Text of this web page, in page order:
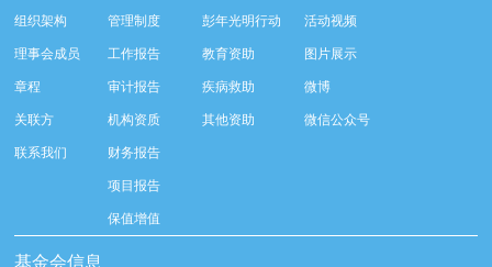
新起点上，基金会将始终坚守创立初
心，继续沿着余彭年先生的慈善足迹稳
步前行：一方面将持续巩固已有的品牌
公益项目优势，把帮扶资源更精准地向
索适配新时代公益环境的创新路径，联
动更多社会爱心力量，搭建更透明、更
阔的角落，用实际行动践行"取之于社
会、用之于社会"的公益承诺。未来，
余彭年慈善基金会将在新一届理事会的
带领下，以更饱满的热忱投身公益慈善
往日家中大大小小的农活，全都压在了
老伴一人肩上。此前季爷爷的左眼早已
彻底失明，卧床的日子里视野一片昏
暗，行动受限再加上双目近乎失明，老
人常常对往后的生活满心忧虑。得益于
去年项目开展的右眼手术，如今他的右
眼重获视力，平日里能够看清手机屏
幕，简单的日常起居也可以自己打理不
少。聊天的时候季爷爷语气满是庆
幸：“本来走路就不利索，要是双眼都
看不见，真的不敢设想往后的日子。现
仪式后余彭年慈善基金会一行实地探访
了项目实施的一线情况，详细了解了患
流程就诊环节。 探访结束后，我们一行
开始对参与项目的患者进行了随机的回
项目的患者进行了随机的回访。居住在
松山区三道井子村的王奶奶左眼一直视
检查治疗。村里的赵书记在走访过程中
来到涟源市渡头塘乡洪家村。72岁的曾
爷爷正在自家菜地里忙碌。他曾是村里
见，另一只眼睛的视力也越来越差。以
前，他看不清鱼塘的水位，也分不清菜
术后，眼睛亮堂多了！”老人笑着说。
现在，他能清楚地看到鱼塘里鱼儿游动
杂草。尽管手部有残疾，但他在田埂上
组织架构
理事会成员
章程
关联方
联系我们
管理制度
工作报告
审计报告
机构资质
财务报告
项目报告
保值增值
彭年光明行动
教育资助
疾病救助
其他资助
活动视频
图片展示
微博
微信公众号
基金会信息